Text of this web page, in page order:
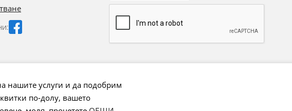
нашите услуги и да подобрим
по-долу, вашето